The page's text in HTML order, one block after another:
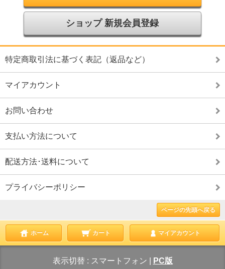
ショップ 新規会員登録
特定商取引法に基づく表記（返品など）
マイアカウント
お問い合わせ
支払い方法について
配送方法･送料について
プライバシーポリシー
ページの先頭へ戻る
ホーム カート マイアカウント
表示切替 : スマートフォン PC版